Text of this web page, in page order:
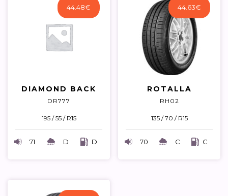
44.48€
DIAMOND BACK
DR777
195 / 55 / R15
71 D D
44.63€
ROTALLA
RH02
135 / 70 / R15
70 C C